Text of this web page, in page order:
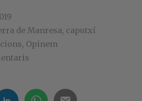
de Manresa, caputxí
, Opinem